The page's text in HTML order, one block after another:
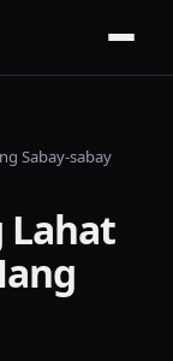
Sabay-sabay
Lahat